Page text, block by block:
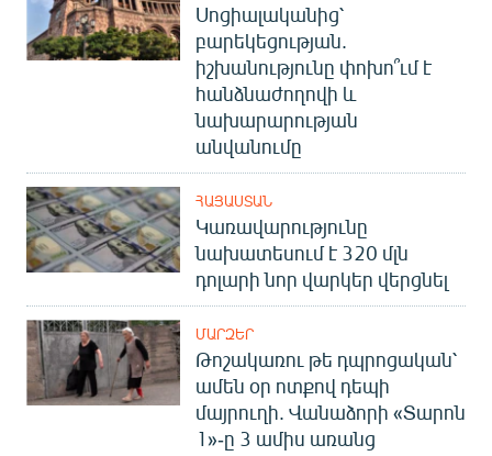
Սոցիալականից՝
բարեկեցության.
իշխանությունը փոխո՞ւմ է
հանձնաժողովի և
նախարարության
անվանումը
ՀԱՅԱՍՏԱՆ
Կառավարությունը
նախատեսում է 320 մլն
դոլարի նոր վարկեր վերցնել
ՄԱՐԶԵՐ
Թոշակառու թե դպրոցական՝
ամեն օր ոտքով դեպի
մայրուղի. Վանաձորի «Տարոն
1»-ը 3 ամիս առանց